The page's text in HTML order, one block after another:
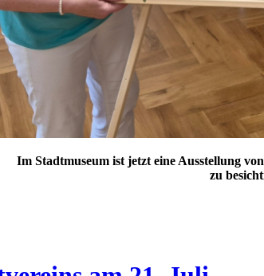
Im Stadtmuseum ist jetzt eine Ausstellung
zu